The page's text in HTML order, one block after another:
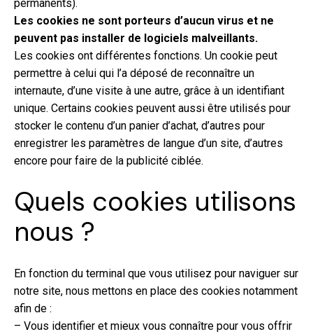
permanents).
Les cookies ne sont porteurs d’aucun virus et ne
peuvent pas installer de logiciels malveillants.
Les cookies ont différentes fonctions. Un cookie peut
permettre à celui qui l’a déposé de reconnaître un
internaute, d’une visite à une autre, grâce à un identifiant
unique. Certains cookies peuvent aussi être utilisés pour
stocker le contenu d’un panier d’achat, d’autres pour
enregistrer les paramètres de langue d’un site, d’autres
encore pour faire de la publicité ciblée.
Quels cookies utilisons
nous ?
En fonction du terminal que vous utilisez pour naviguer sur
notre site, nous mettons en place des cookies notamment
afin de :
– Vous identifier et mieux vous connaître pour vous offrir